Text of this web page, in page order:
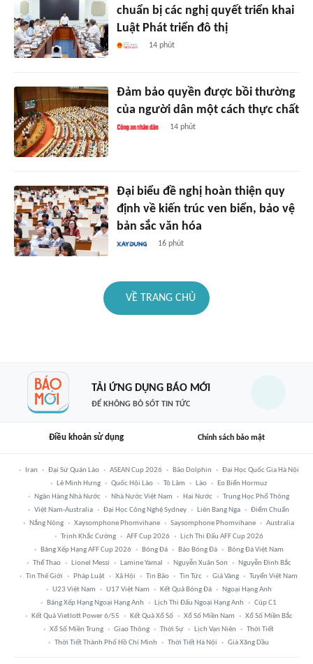
chuẩn bị các nghị quyết triển khai
Luật Phát triển đô thị
14 phút
Đảm bảo quyền được bồi thường
của người dân một cách thực chất
14 phút
Đại biểu đề nghị hoàn thiện quy
định về kiến trúc ven biển, bảo vệ
bản sắc văn hóa
16 phút
VỀ TRANG CHỦ
TẢI ỨNG DỤNG BÁO MỚI
ĐỂ KHÔNG BỎ SÓT TIN TỨC
Điều khoản sử dụng Chính sách bảo mật
Iran Đại Sứ Quán Lào ASEAN Cup 2026 Bão Dolphin
Đại Học Quốc Gia Hà Nội
Lê Minh Hưng
Quốc Hội Lào Tô Lâm Lào
Eo Biển Hormuz
Ngân Hàng Nhà Nước
Nhà Nước Việt Nam Hai Nước
Trung Học Phổ Thông
Việt Nam-Australia
Đại Học Công Nghệ Sydney Liên Bang Nga
Điểm Chuẩn
Nắng Nóng
Xaysomphone Phomvihane Saysomphone Phomvihane
Australia
Trịnh Khắc Cường
AFF Cup 2026
Lịch Thi Đấu AFF Cup 2026
Bảng Xếp Hạng AFF Cup 2026
Bóng Đá Báo Bóng Đá
Bóng Đá Việt Nam
Thể Thao
Lionel Messi Lamine Yamal Nguyễn Xuân Son
Nguyễn Đình Bắc
Tin Thế Giới
Pháp Luật Xã Hội Tin Bão Tin Tức Giá Vàng
Tuyển Việt Nam
U23 Việt Nam
U17 Việt Nam Kết Quả Bóng Đá
Ngoại Hạng Anh
Bảng Xếp Hạng Ngoại Hạng Anh
Lịch Thi Đấu Ngoại Hạng Anh
Cúp C1
Kết Quả Vietlott Power 6/55
Kết Quả Xổ Số Xổ Số Miền Nam
Xổ Số Miền Bắc
Xổ Số Miền Trung
Giao Thông Thời Sự Lịch Vạn Niên
Thời Tiết
Thời Tiết Thành Phố Hồ Chí Minh
Thời Tiết Hà Nội Giá Xăng Dầu